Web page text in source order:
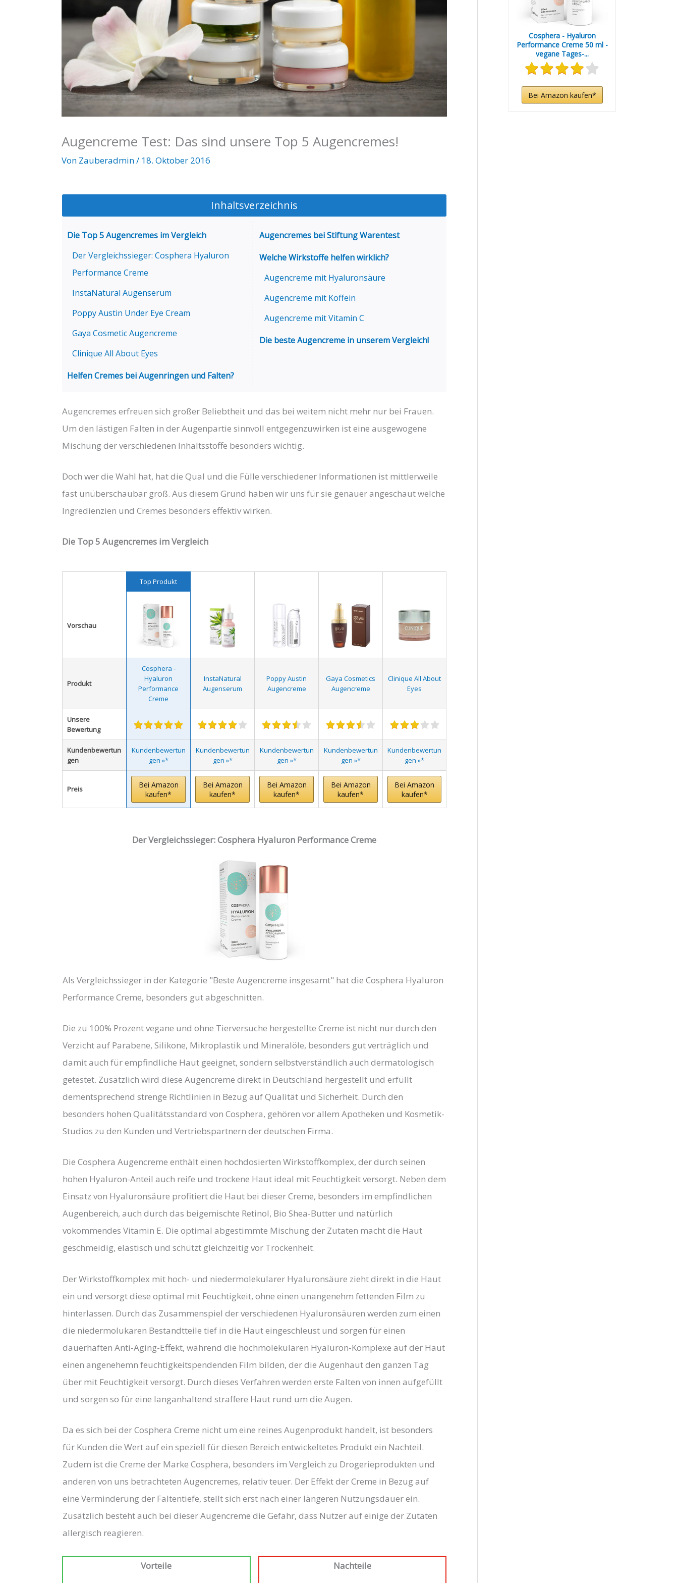
Augencreme Test: Das sind unsere Top 5 Augencremes!
Von Zauberadmin/ 18. Oktober 2016
​Inhaltsverzeichnis
Die Top 5 Augencremes im Vergleich
Der Vergleichssieger: Cosphera Hyaluron
Performance Creme
​InstaNatural Augenserum
​Poppy Austin Under Eye Cream
​Gaya Cosmetic Augencreme
​Clinique All About Eyes
Helfen Cremes bei Augenringen und Falten?
Augencremes ​bei Stiftung Warentest
Welche Wirkstoffe helfen wirklich?
​Augencreme mit Hyaluronsäure
​Augencreme mit Koffein
​Augencreme mit Vitamin C
​Die beste Augencreme in unserem Vergleich!
Augencremes erfreuen sich ​großer Beliebtheit und das bei weitem nicht mehr nur bei Frauen.
Um den lästigen Falten in der Augenpartie sinnvoll entgegenzuwirken ist eine ausgewogene
Mischung der verschiedenen Inhaltsstoffe besonders wichtig.
Doch wer die Wahl hat, hat die Qual und die Fülle verschiedener Informationen ist mittlerweile
fast unüberschaubar groß. Aus diesem Grund haben wir uns für sie genauer angeschaut welche
Ingredienzien und Cremes besonders effektiv wirken.
Die Top 5 Augencremes im Vergleich
Vorschau
Top Produkt
Produkt
Cosphera -
Hyaluron
Performance
Creme
InstaNatural
Augenserum
Poppy Austin
Augencreme
Gaya Cosmetics
Augencreme
Clinique All About
Eyes
Unsere
Bewertung
Kundenbewertun
gen
Kundenbewertun
gen »*
Kundenbewertun
gen »*
Kundenbewertun
gen »*
Kundenbewertun
gen »*
Kundenbewertun
gen »*
Preis
Bei Amazon
kaufen*
Bei Amazon
kaufen*
Bei Amazon
kaufen*
Bei Amazon
kaufen*
Bei Amazon
kaufen*
Der Vergleichssieger: Cosphera Hyaluron Performance Creme
Als Vergleichssieger in der Kategorie "Beste Augencreme insgesamt" hat die Cosphera Hyaluron
Performance Creme, besonders gut abgeschnitten.
Die zu 100% Prozent vegane und ohne Tierversuche hergestellte Creme ist nicht nur durch den
Verzicht auf Parabene, Silikone, Mikroplastik und Mineralöle, besonders gut verträglich und
damit auch für empfindliche Haut geeignet, sondern selbstverständlich auch dermatologisch
getestet. Zusätzlich wird diese Augencreme direkt in Deutschland hergestellt und erfüllt
dementsprechend strenge Richtlinien in Bezug auf Qualität und Sicherheit. Durch den
besonders hohen Qualitätsstandard von Cosphera, gehören vor allem Apotheken und Kosmetik-
Studios zu den Kunden und Vertriebspartnern der deutschen Firma.
Die Cosphera Augencreme enthält einen hochdosierten Wirkstoffkomplex, der durch seinen
hohen Hyaluron-Anteil auch reife und trockene Haut ideal mit Feuchtigkeit versorgt. Neben dem
Einsatz von Hyaluronsäure profitiert die Haut bei dieser Creme, besonders im empfindlichen
Augenbereich, auch durch das beigemischte Retinol, Bio Shea-Butter und natürlich
vokommendes Vitamin E. Die optimal abgestimmte Mischung der Zutaten macht die Haut
geschmeidig, elastisch und schützt gleichzeitig vor Trockenheit.
Der Wirkstoffkomplex mit hoch- und niedermolekularer Hyaluronsäure zieht direkt in die Haut
ein und versorgt diese optimal mit Feuchtigkeit, ohne einen unangenehm fettenden Film zu
hinterlassen. Durch das Zusammenspiel der verschiedenen Hyaluronsäuren werden zum einen
die niedermolukaren Bestandtteile tief in die Haut eingeschleust und sorgen für einen
dauerhaften Anti-Aging-Effekt, während die hochmolekularen Hyaluron-Komplexe auf der Haut
einen angenehemn feuchtigkeitspendenden Film bilden, der die Augenhaut den ganzen Tag
über mit Feuchtigkeit versorgt. Durch dieses Verfahren werden erste Falten von innen aufgefüllt
und sorgen so für eine langanhaltend straffere Haut rund um die Augen.
Da es sich bei der Cosphera Creme nicht um eine reines Augenprodukt handelt, ist besonders
für Kunden die Wert auf ein speziell für diesen Bereich entwickeltetes Produkt ein Nachteil.
Zudem ist die Creme der Marke Cosphera, besonders im Vergleich zu Drogerieprodukten und
anderen von uns ​betrachteten Augencremes, relativ teuer. Der Effekt der Creme in Bezug auf
eine Verminderung der Faltentiefe, stellt sich erst nach einer längeren Nutzungsdauer ein.
Zusätzlich besteht auch bei dieser Augencreme die Gefahr, dass Nutzer auf einige der Zutaten
allergisch reagieren.
Vorteile ​Nachteile
Cosphera - Hyaluron
Performance Creme 50 ml -
vegane Tages-...
Bei Amazon kaufen*